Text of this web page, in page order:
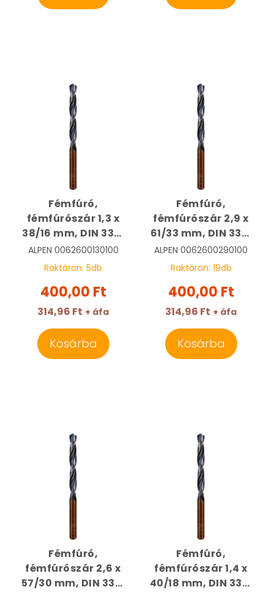
Fémfúró,
fémfúrószár 1,3 x
38/16 mm, DIN 338,
HSS, Sprint Master |
ALPEN
ALPEN 0062600130100
Raktáron: 5db
400,00 Ft
314,96 Ft + áfa
Kosárba
Fémfúró,
fémfúrószár 2,9 x
61/33 mm, DIN 338,
HSS, Sprint Master |
ALPEN
ALPEN 0062600290100
Raktáron: 19db
400,00 Ft
314,96 Ft + áfa
Kosárba
Fémfúró,
fémfúrószár 2,6 x
57/30 mm, DIN 338,
Fémfúró,
fémfúrószár 1,4 x
40/18 mm, DIN 338,